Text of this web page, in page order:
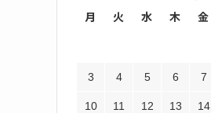
月 火 水 木 金
3 4 5 6 7
10 11 12 13 14